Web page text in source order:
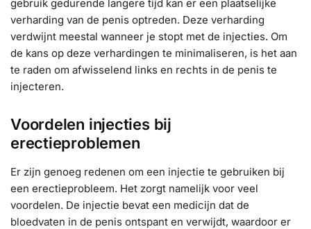
gebruik gedurende langere tijd kan er een plaatselijke
verharding van de penis optreden. Deze verharding
verdwijnt meestal wanneer je stopt met de injecties. Om
de kans op deze verhardingen te minimaliseren, is het aan
te raden om afwisselend links en rechts in de penis te
injecteren.
Voordelen injecties bij
erectieproblemen
Er zijn genoeg redenen om een injectie te gebruiken bij
een erectieprobleem. Het zorgt namelijk voor veel
voordelen. De injectie bevat een medicijn dat de
bloedvaten in de penis ontspant en verwijdt, waardoor er